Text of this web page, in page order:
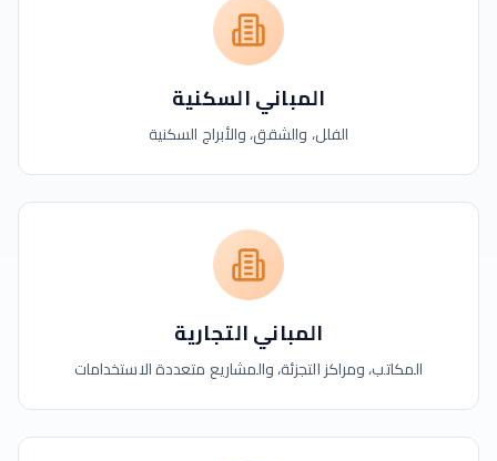
المباني السكنية
الفلل، والشقق، والأبراج السكنية
المباني التجارية
المكاتب، ومراكز التجزئة، والمشاريع متعددة الاستخدامات